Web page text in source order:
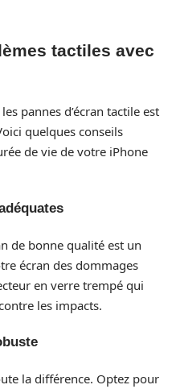
tactiles avec
pannes d’écran tactile est
quelques conseils
de vie de votre iPhone
de bonne qualité est un
écran des dommages
en verre trempé qui
les impacts.
la différence. Optez pour